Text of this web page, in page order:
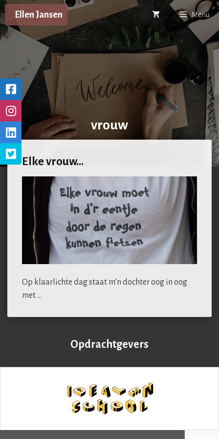
Ga
naar
de
Ellen Jansen Menu
vrouw
Elke vrouw…
Op klaarlichte dag staat m’n dochter oog in oog
met …
Opdrachtgevers